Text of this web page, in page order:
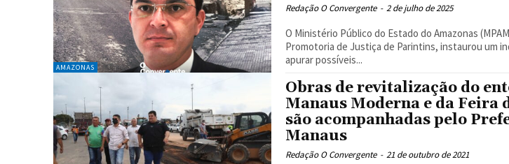
AMAZONAS
Redação O Convergente - 2 de julho de 2025
O Ministério Público do Estado do Amazonas
Promotoria de Justiça de Parintins, instaurou um
apurar possíveis...
Obras de revitalização do
Manaus Moderna e da Feira
são acompanhadas pelo
Manaus
Redação O Convergente - 21 de outubro de 2021